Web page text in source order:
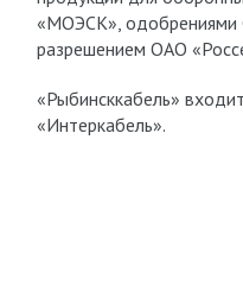
«МОЭСК», одобрениями
разрешением ОАО
«Рыбинсккабель»
«Интеркабель».